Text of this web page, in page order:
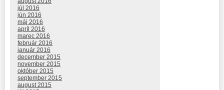
júl 2016
jún 2016
máj 2016
apríl 2016
marec 2016
február 2016
január 2016
december 2015
november 2015
október 2015
september 2015
august 2015